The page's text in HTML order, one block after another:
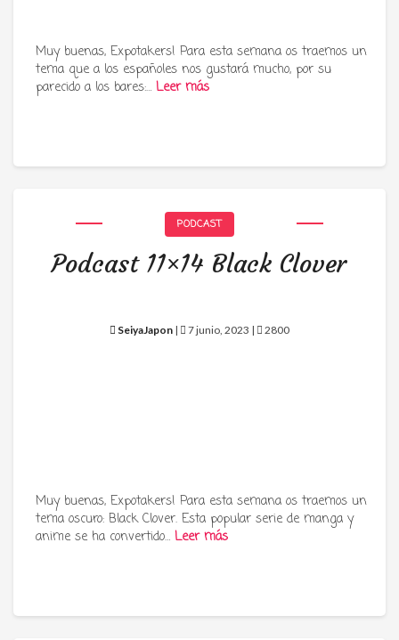
Muy buenas, Expotakers! Para esta semana os traemos un
tema que a los españoles nos gustará mucho, por su
parecido a los bares:… Leer más
PODCAST
Podcast 11×14 Black Clover
SeiyaJapon | 7 junio, 2023 | 2800
Muy buenas, Expotakers! Para esta semana os traemos un
tema oscuro: Black Clover. Esta popular serie de manga y
anime se ha convertido… Leer más